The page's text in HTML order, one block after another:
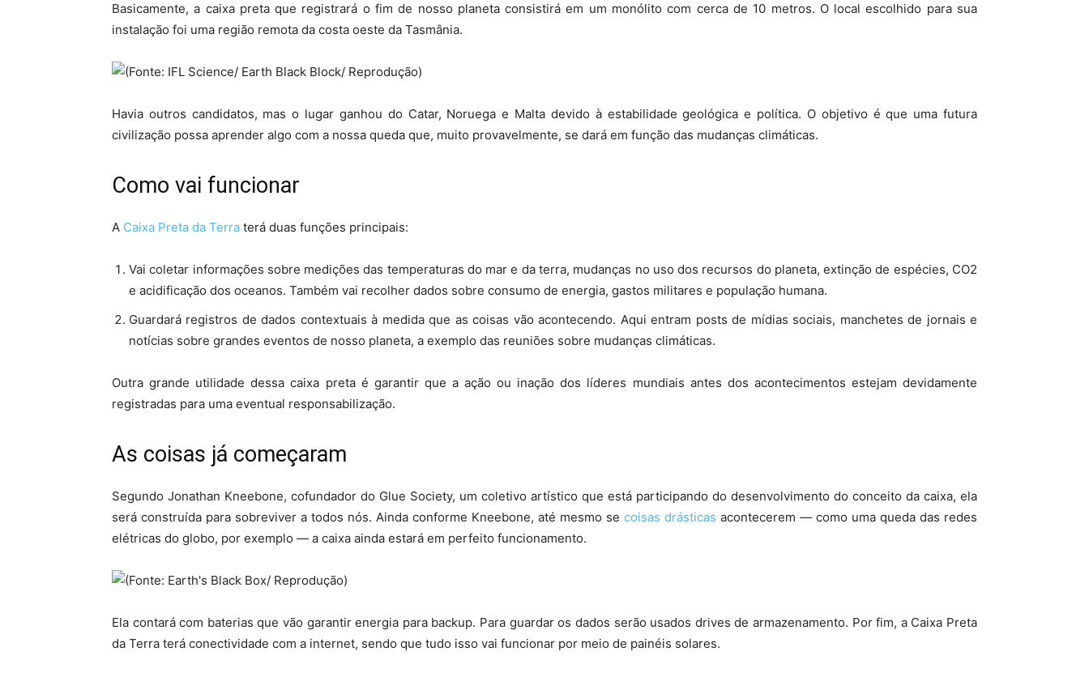
Basicamente, a caixa preta que registrará o fim de nosso planeta consistirá em um monólito com cerca de 10 metros. O local escolhido para sua
instalação foi uma região remota da costa oeste da Tasmânia.
Havia outros candidatos, mas o lugar ganhou do Catar, Noruega e Malta devido à estabilidade geológica e política. O objetivo é que uma futura
civilização possa aprender algo com a nossa queda que, muito provavelmente, se dará em função das mudanças climáticas.
Como vai funcionar
A Caixa Preta da Terra terá duas funções principais:
Vai coletar informações sobre medições das temperaturas do mar e da terra, mudanças no uso dos recursos do planeta, extinção de espécies, CO2
e acidificação dos oceanos. Também vai recolher dados sobre consumo de energia, gastos militares e população humana.
Guardará registros de dados contextuais à medida que as coisas vão acontecendo. Aqui entram posts de mídias sociais, manchetes de jornais e
notícias sobre grandes eventos de nosso planeta, a exemplo das reuniões sobre mudanças climáticas.
Outra grande utilidade dessa caixa preta é garantir que a ação ou inação dos líderes mundiais antes dos acontecimentos estejam devidamente
registradas para uma eventual responsabilização.
As coisas já começaram
Segundo Jonathan Kneebone, cofundador do Glue Society, um coletivo artístico que está participando do desenvolvimento do conceito da caixa, ela
será construída para sobreviver a todos nós. Ainda conforme Kneebone, até mesmo se coisas drásticas acontecerem — como uma queda das redes
elétricas do globo, por exemplo — a caixa ainda estará em perfeito funcionamento.
Ela contará com baterias que vão garantir energia para backup. Para guardar os dados serão usados drives de armazenamento. Por fim, a Caixa Preta
da Terra terá conectividade com a internet, sendo que tudo isso vai funcionar por meio de painéis solares.